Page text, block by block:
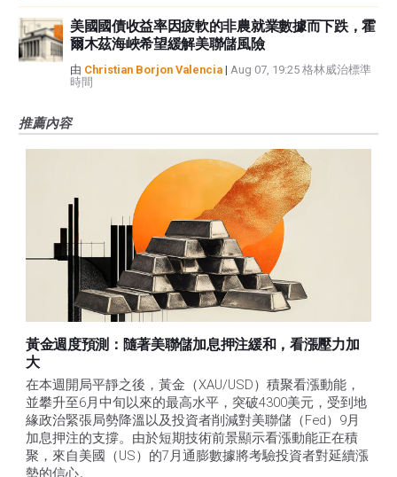
美國國債收益率因疲軟的非農就業數據而下跌，霍
爾木茲海峽希望緩解美聯儲風險
由 Christian Borjon Valencia | Aug 07, 19:25 格林威治標準
時間
推薦內容
黃金週度預測：隨著美聯儲加息押注緩和，看漲壓力加
大
在本週開局平靜之後，黃金（XAU/USD）積聚看漲動能，
並攀升至6月中旬以來的最高水平，突破4300美元，受到地
緣政治緊張局勢降溫以及投資者削減對美聯儲（Fed）9月
加息押注的支撐。由於短期技術前景顯示看漲動能正在積
聚，來自美國（US）的7月通膨數據將考驗投資者對延續漲
勢的信心。